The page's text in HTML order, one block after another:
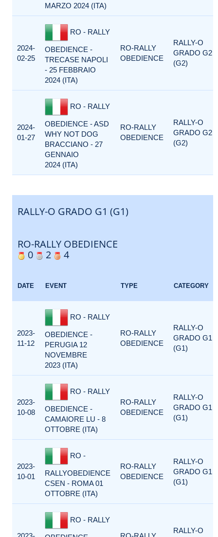
MARZO 2024 (ITA)
2024-
02-25
RO - RALLY
OBEDIENCE -
TRECASE NAPOLI
- 25 FEBBRAIO
2024 (ITA)
RO-RALLY
OBEDIENCE
RALLY-O
GRADO G2
(G2)
2024-
01-27
RO - RALLY
OBEDIENCE - ASD
WHY NOT DOG
BRACCIANO - 27
GENNAIO
2024 (ITA)
RO-RALLY
OBEDIENCE
RALLY-O
GRADO G2
(G2)
RALLY-O GRADO G1 (G1)
RO-RALLY OBEDIENCE
0
2 4
DATE EVENT TYPE CATEGORY
2023-
11-12
RO - RALLY
OBEDIENCE -
PERUGIA 12
NOVEMBRE
2023 (ITA)
RO-RALLY
OBEDIENCE
RALLY-O
GRADO G1
(G1)
2023-
10-08
RO - RALLY
OBEDIENCE -
CAMAIORE LU - 8
OTTOBRE (ITA)
RO-RALLY
OBEDIENCE
RALLY-O
GRADO G1
(G1)
2023-
10-01
RO -
RALLYOBEDIENCE
CSEN - ROMA 01
OTTOBRE (ITA)
RO-RALLY
OBEDIENCE
RALLY-O
GRADO G1
(G1)
RO - RALLY
RALLY-O